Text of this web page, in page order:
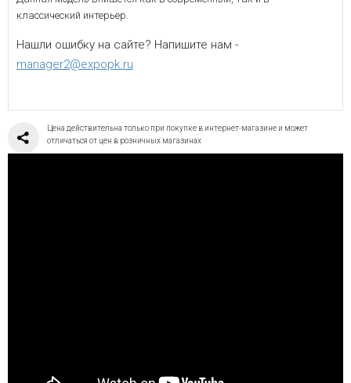
классический интерьер.
Нашли ошибку на сайте? Напишите нам -
manager2@expopk.ru
Цена действительна только при покупке в интернет-магазине и может
отличаться от цен в розничных магазинах